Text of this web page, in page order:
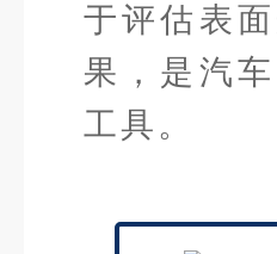
于评估表
果，是汽
工具。